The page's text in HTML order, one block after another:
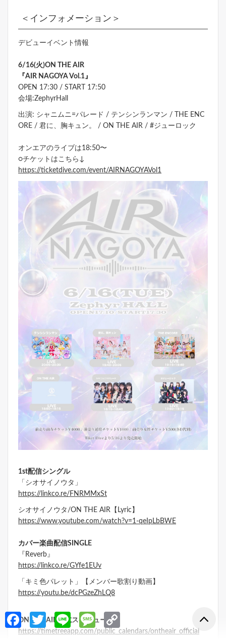
＜インフォメーション＞
デビューイベント情報
6/16(火)ON THE AIR
『AIR NAGOYA Vol.1』
OPEN 17:30 / START 17:50
会場:ZephyrHall
出演: シャニムニ=パレード / テンシンランマン / THE ENC
ORE / 君に、胸キュン。 / ON THE AIR / #ジューロック
オンエアのライブは18:50〜
○チケットはこちら↓
https://ticketdive.com/event/AIRNAGOYAVol1
1st配信シングル
「シオサイノウタ」
https://linkco.re/FNRMMxSt
シオサイノウタ/ON THE AIR【Lyric】
https://www.youtube.com/watch?v=1-qeIpLbBWE
カバー楽曲配信SINGLE
『Reverb』
https://linkco.re/GYfe1EUv
「キミ色パレット」【メンバー歌割り動画】
https://youtu.be/dcPGzeZhLQ8
ON THE AIR公式スケジュール
https://timetreeapp.com/public_calendars/ontheair_official
Fa
ce
T
w
Li
n
M
es o